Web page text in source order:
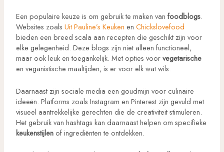
Een populaire keuze is om gebruik te maken van foodblogs.
Websites zoals Uit Pauline’s Keuken en Chickslovefood
bieden een breed scala aan recepten die geschikt zijn voor
elke gelegenheid. Deze blogs zijn niet alleen functioneel,
maar ook leuk en toegankelijk. Met opties voorvegetarische
en veganistische maaltijden, is er voor elk wat wils.
Daarnaast zijn sociale media een goudmijn voor culinaire
ideeën. Platforms zoals Instagram en Pinterest zijn gevuld met
visueel aantrekkelijke gerechten die de creativiteit stimuleren.
Het gebruik van hashtags kan daarnaast helpen om specifieke
keukenstijlenof ingrediënten te ontdekken.